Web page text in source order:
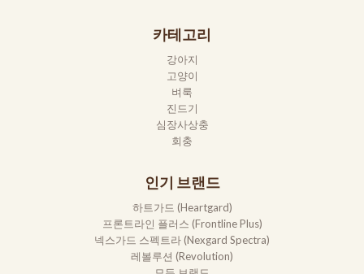
카테고리
강아지
고양이
벼룩
진드기
심장사상충
회충
인기 브랜드
하트가드 (Heartgard)
프론트라인 플러스 (Frontline Plus)
넥스가드 스펙트라 (Nexgard Spectra)
레볼루션 (Revolution)